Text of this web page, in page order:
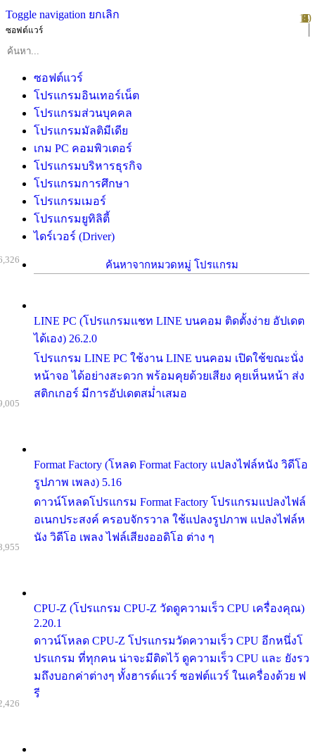
Toggle navigation ยกเลิก
ซอฟต์แวร์
ซอฟต์แวร์
โปรแกรมอินเทอร์เน็ต
โปรแกรมส่วนบุคคล
โปรแกรมมัลติมีเดีย
เกม PC คอมพิวเตอร์
โปรแกรมบริหารธุรกิจ
โปรแกรมการศึกษา
โปรแกรมเมอร์
โปรแกรมยูทิลิตี้
ไดร์เวอร์ (Driver)
ค้นหาจากหมวดหมู่ โปรแกรม
LINE PC (โปรแกรมแชท LINE บนคอม ติดตั้งง่าย อัปเดต
ได้เอง) 26.2.0
โปรแกรม LINE PC ใช้งาน LINE บนคอม เปิดใช้ขณะนั่ง
หน้าจอ ได้อย่างสะดวก พร้อมคุยด้วยเสียง คุยเห็นหน้า ส่ง
สติกเกอร์ มีการอัปเดตสม่ำเสมอ
Format Factory (โหลด Format Factory แปลงไฟล์หนัง วิดีโอ
รูปภาพ เพลง) 5.16
ดาวน์โหลดโปรแกรม Format Factory โปรแกรมแปลงไฟล์
อเนกประสงค์ ครอบจักรวาล ใช้แปลงรูปภาพ แปลงไฟล์ห
นัง วิดีโอ เพลง ไฟล์เสียงออดิโอ ต่าง ๆ
CPU-Z (โปรแกรม CPU-Z วัดดูความเร็ว CPU เครื่องคุณ)
2.20.1
ดาวน์โหลด CPU-Z โปรแกรมวัดความเร็ว CPU อีกหนึ่งโ
ปรแกรม ที่ทุกคน น่าจะมีติดไว้ ดูความเร็ว CPU และ ยังรว
มถึงบอกค่าต่างๆ ทั้งฮารด์แวร์ ซอฟต์แวร์ ในเครื่องด้วย ฟ
รี
1
2
3
4
5
6
7
8
9
10